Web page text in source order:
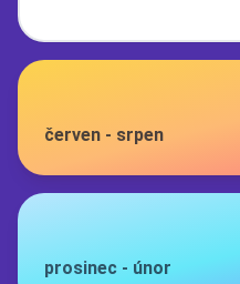
červen - srpen
prosinec - únor